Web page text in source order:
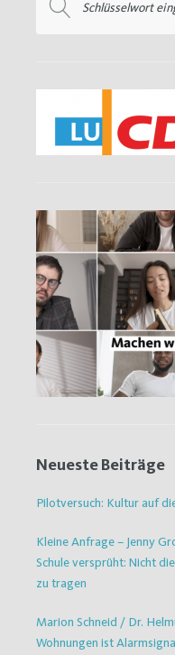
nach:
Neueste Beiträge
Pilotversuch: Kultur auf
Kleine Anfrage – Jenny
Schule versprüht: Nicht
zu tragen
Marion Schneid / Dr.
Wohnungen ist